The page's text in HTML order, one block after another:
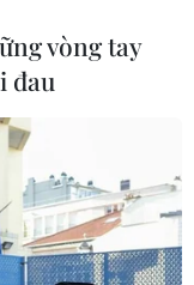
vòng tay
đau